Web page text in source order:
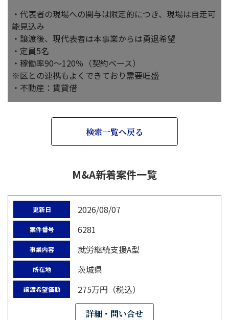
・代表者の現場への関与は限定的につき、現場は自走可
能見込み
・譲渡後、現代表者は本事業からは勇退希望
・定員5名
・稼働率90～120％（契約ベース）
※区との連携もよくできており需要旺盛
・不動産：賃貸借
検索一覧へ戻る
M&A新着案件一覧
更新日 2026/08/07
案件番号 6281
事業内容 就労継続支援A型
所在地 茨城県
譲渡希望価額 275万円（税込）
詳細・問い合せ